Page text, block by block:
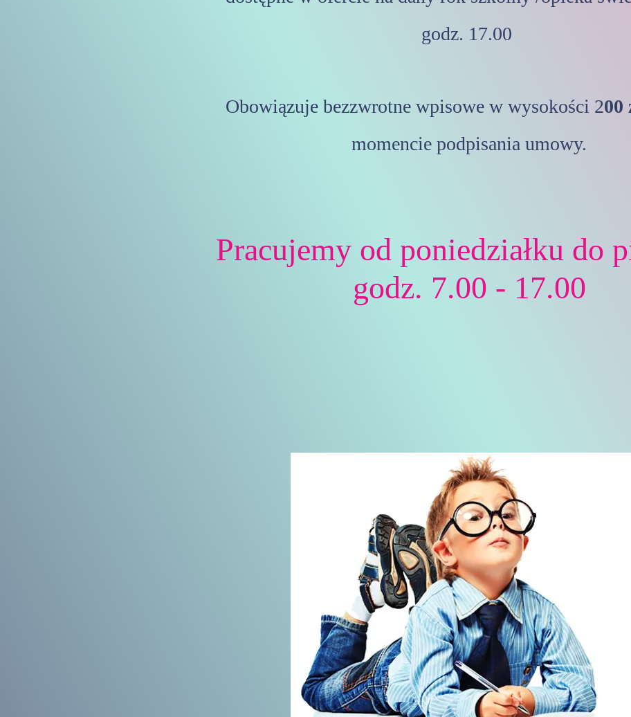
godz. 17.00
Obowiązuje bezzwrotne wpisowe w wysokości 200
momencie podpisania umowy.
Pracujemy od poniedziałku do
godz. 7.00 - 17.00